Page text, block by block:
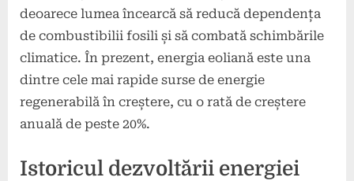
deoarece lumea încearcă să reducă dependența
de combustibilii fosili și să combată schimbările
climatice. În prezent, energia eoliană este una
dintre cele mai rapide surse de energie
regenerabilă în creștere, cu o rată de creștere
anuală de peste 20%.
Istoricul dezvoltării energiei